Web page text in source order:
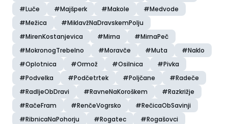
#Luče
#Majšperk #Makole
#Medvode
#Mežica
#MiklavžNaDravskemPolju
#MirenKostanjevica
#Mirna
#MirnaPeč
#MokronogTrebelno
#Moravče #Muta
#Naklo
#Oplotnica
#Ormož #Osilnica
#Pivka
#Podvelka
#Podčetrtek #Poljčane
#Radeče
#RadljeObDravi
#RavneNaKoroškem
#Razkrižje
#RačeFram
#RenčeVogrsko
#RečicaObSavinji
#RibnicaNaPohorju
#Rogatec
#Rogašovci